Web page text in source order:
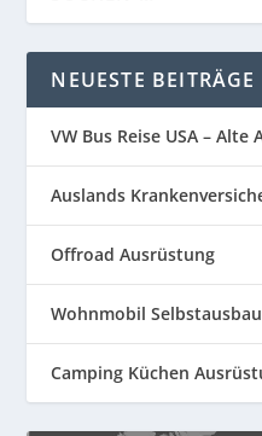
NEUESTE BEITRÄGE
VW Bus Reise USA –
Auslands
Offroad Ausrüstung
Wohnmobil
Camping Küchen